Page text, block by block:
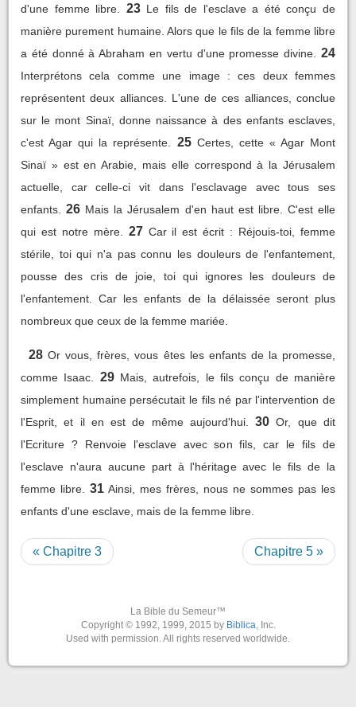
d'une femme libre.
23 Le fils de l'esclave a été conçu de
manière purement humaine. Alors que le fils de la femme libre
a été donné à Abraham en vertu d'une promesse divine.
24
Interprétons cela comme une image : ces deux femmes
représentent deux alliances. L'une de ces alliances, conclue
sur le mont Sinaï, donne naissance à des enfants esclaves,
c'est Agar qui la représente.
25 Certes, cette « Agar Mont
Sinaï » est en Arabie, mais elle correspond à la Jérusalem
actuelle, car celle-ci vit dans l'esclavage avec tous ses
enfants.
26 Mais la Jérusalem d'en haut est libre. C'est elle
qui est notre mère.
27 Car il est écrit : Réjouis-toi, femme
stérile, toi qui n'a pas connu les douleurs de l'enfantement,
pousse des cris de joie, toi qui ignores les douleurs de
l'enfantement. Car les enfants de la délaissée seront plus
nombreux que ceux de la femme mariée.
28 Or vous, frères, vous êtes les enfants de la promesse,
comme Isaac.
29 Mais, autrefois, le fils conçu de manière
simplement humaine persécutait le fils né par l'intervention de
l'Esprit, et il en est de même aujourd'hui.
30 Or, que dit
l'Ecriture ? Renvoie l'esclave avec son fils, car le fils de
l'esclave n'aura aucune part à l'héritage avec le fils de la
femme libre.
31 Ainsi, mes frères, nous ne sommes pas les
enfants d'une esclave, mais de la femme libre.
« Chapitre 3 Chapitre 5 »
La Bible du Semeur™
Copyright © 1992, 1999, 2015 by Biblica, Inc.
Used with permission. All rights reserved worldwide.